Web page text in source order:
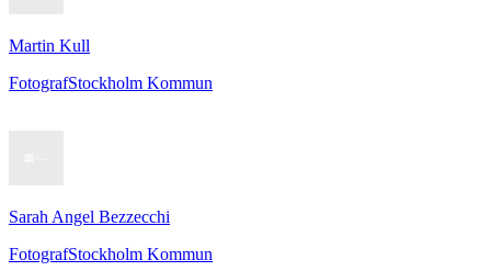
Martin Kull
FotografStockholm Kommun
Sarah Angel Bezzecchi
FotografStockholm Kommun